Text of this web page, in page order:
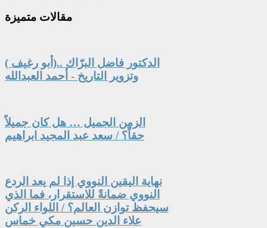
مقالات متميزة
الدكتور فاضل البرّاك ..(أبو رغيف )
وتزوير التاريخ - أحمد العبدالله
الزمن الجميل … هل كان جميلاً
حقاً؟ / سعد عبد المجيد ابراهيم
نهاية اليقين النووي إذا لم يعد الردع
النووي ضمانةً للاستقرار، فما الذي
سيحفظ توازن العالم؟ / اللواء الركن
علاء الدين حسين مكي خماس